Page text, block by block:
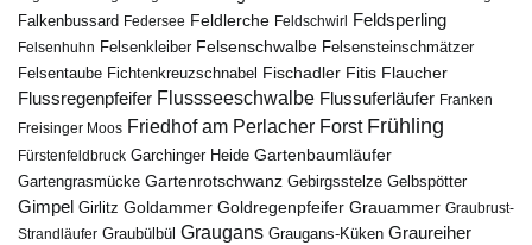
Falkenbussard Federsee Feldlerche Feldschwirl Feldsperling
Felsenhuhn Felsenkleiber Felsenschwalbe Felsensteinschmätzer
Felsentaube Fichtenkreuzschnabel Fischadler Fitis Flaucher
Flussregenpfeifer Flussseeschwalbe Flussuferläufer Franken
Freisinger Moos Friedhof am Perlacher Forst Frühling
Fürstenfeldbruck Garchinger Heide Gartenbaumläufer
Gartengrasmücke Gartenrotschwanz Gebirgsstelze Gelbspötter
Gimpel Girlitz Goldammer Goldregenpfeifer Grauammer Graubrust-
Strandläufer Graubülbül Graugans Graugans-Küken Graureiher